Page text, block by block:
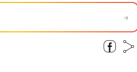
→
среднощните руски удари по